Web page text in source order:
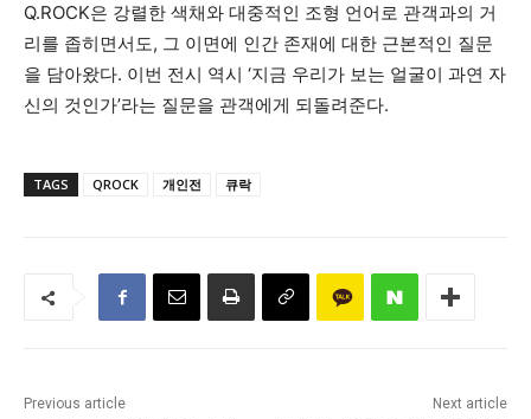
Q.ROCK은 강렬한 색채와 대중적인 조형 언어로 관객과의 거
리를 좁히면서도, 그 이면에 인간 존재에 대한 근본적인 질문
을 담아왔다. 이번 전시 역시 ‘지금 우리가 보는 얼굴이 과연 자
신의 것인가’라는 질문을 관객에게 되돌려준다.
TAGS QROCK 개인전 큐락
Previous article Next article